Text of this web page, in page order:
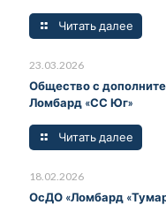
Читать далее
23.03.2026
Общество с
Ломбард «СС Юг»
Читать далее
18.02.2026
ОсДО «Ломбард